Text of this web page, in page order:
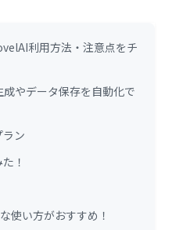
利用方法・注意点をチ
やデータ保存を自動化で
ン
！
使い方がおすすめ！